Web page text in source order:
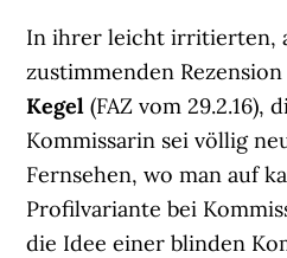
In ihrer leicht irritierten,
zustimmenden
Kegel (FAZ vom 29.2.16),
Kommissarin sei völlig
Fernsehen, wo man auf
Profilvariante bei
die Idee einer blinden